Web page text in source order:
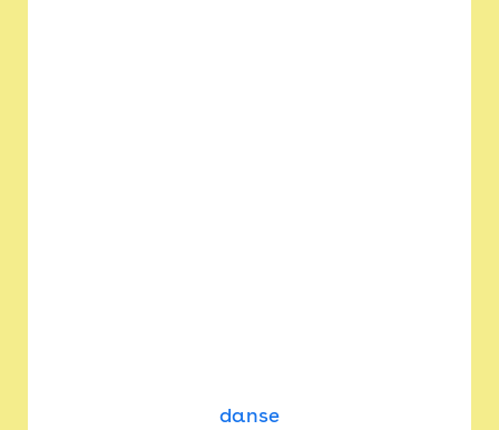
danse